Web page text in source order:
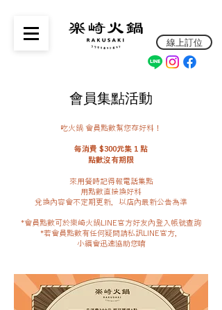
線上訂位
吃火鍋 會員點數幫您存好料！
每消費 $300元集 1 點
點數沒有期限
來用餐時記得報電話集點
用點數直接換好料
兌換內容會不定期更新，以店內最新公告為準
*會員點數可於樂崎火鍋LINE官方好友內登入帳號查詢
*若會員點數有任何疑問請私訊LINE官方，
小編會迅速協助您唷
會員集點活動
會員集點活動